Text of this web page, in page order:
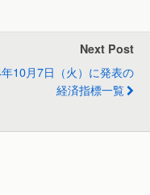
Next Post
10月7日（火）に発表の
経済指標一覧